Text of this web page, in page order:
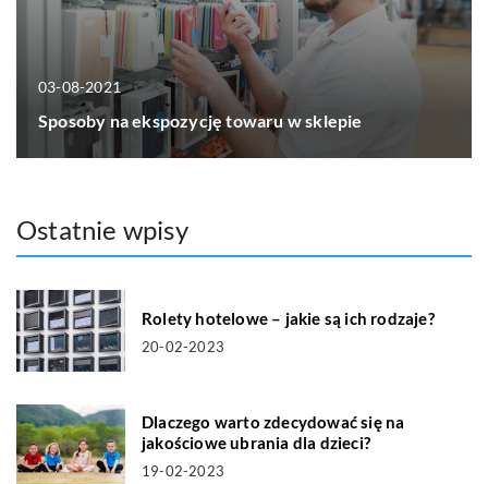
03-08-2021
Sposoby na ekspozycję towaru w sklepie
Ostatnie wpisy
Rolety hotelowe – jakie są ich rodzaje?
20-02-2023
Dlaczego warto zdecydować się na
jakościowe ubrania dla dzieci?
19-02-2023